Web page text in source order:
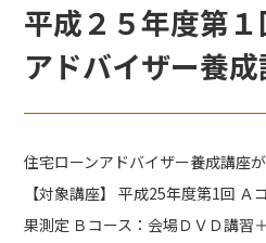
平成２５年度第
アドバイザー養
住宅ローンアドバイザー養成講座
【対象講座】 平成25年度第1回
果測定 Ｂコース：会場ＤＶＤ講習